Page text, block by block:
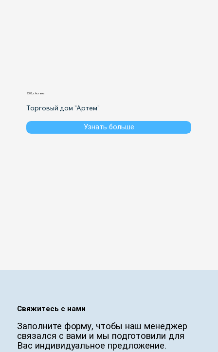
2007, г. Астана
Торговый дом "Артем"
Узнать больше
Свяжитесь с нами
Заполните форму, чтобы наш менеджер
связался с вами и мы подготовили для
Вас индивидуальное предложение.